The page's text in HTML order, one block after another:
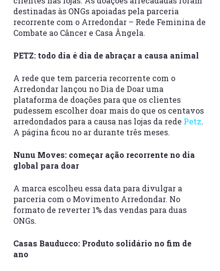
destinadas às ONGs apoiadas pela parceria
recorrente com o Arredondar – Rede Feminina de
Combate ao Câncer e Casa Ângela.
PETZ: todo dia é dia de abraçar a causa animal
A rede que tem parceria recorrente com o
Arredondar lançou no Dia de Doar uma
plataforma de doações para que os clientes
pudessem escolher doar mais do que os centavos
arredondados para a causa nas lojas da rede Petz.
A página ficou no ar durante três meses.
Nunu Moves: começar ação recorrente no dia
global para doar
A marca escolheu essa data para divulgar a
parceria com o Movimento Arredondar. No
formato de reverter 1% das vendas para duas
ONGs.
Casas Bauducco: Produto solidário no fim de
ano